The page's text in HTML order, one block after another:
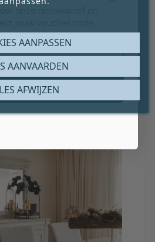
AANPASSEN
AFWIJZEN
AANVAARDEN
jouw voucher code.
gratis cadeau